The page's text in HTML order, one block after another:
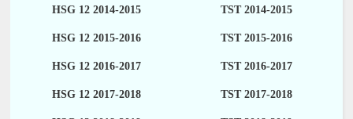
HSG 12 2014-2015 TST 2014-2015
HSG 12 2015-2016 TST 2015-2016
HSG 12 2016-2017 TST 2016-2017
HSG 12 2017-2018 TST 2017-2018